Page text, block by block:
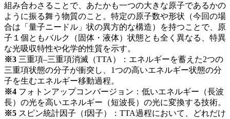
組み合わさることで、あたかも一つの大きな原子であるかの
ように振る舞う物質のこと。特定の原子数や形状（今回の場
合は「量子ニードル」状の異方的な構造）を持つことで、原
子１個ともバルク（固体・液体）状態とも全く異なる、特異
な光吸収特性や化学的性質を示す。
※3 三重項–三重項消滅（TTA）：エネルギーを蓄えた2つの
三重項状態の分子が衝突し、1つの高いエネルギー状態の分
子を生むエネルギー移動過程。
※4 フォトンアップコンバージョン：低いエネルギー（長波
長）の光を高いエネルギー（短波長）の光に変換する技術。
※5 スピン統計因子（f因子）：TTA過程において、どれだけ